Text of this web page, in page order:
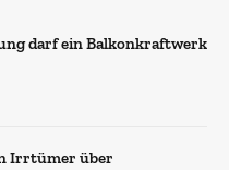
darf ein Balkonkraftwerk
Irrtümer über